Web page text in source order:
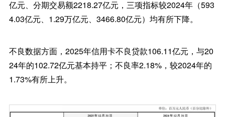
亿元、分期交易额2218.27亿元，三项指标较2024年（593
4.03亿元、1.29万亿元、3466.80亿元）均有所下降。
不良数据方面，2025年信用卡不良贷款106.11亿元，与20
24年的102.72亿元基本持平；不良率2.18%，较2024年的
1.73%有所上升。